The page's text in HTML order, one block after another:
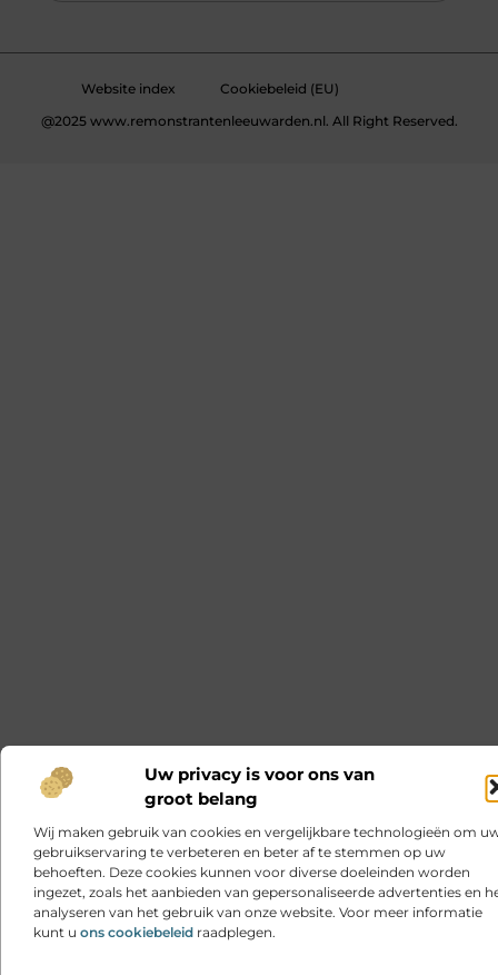
Uw privacy is voor ons van
groot belang
Wij maken gebruik van cookies en vergelijkbare technologieën om
gebruikservaring te verbeteren en beter af te stemmen op uw
behoeften. Deze cookies kunnen voor diverse doeleinden worden
ingezet, zoals het aanbieden van gepersonaliseerde advertenties en
analyseren van het gebruik van onze website. Voor meer informatie
kunt u ons cookiebeleid raadplegen.
Website index
Cookiebeleid (EU)
@2025 www.remonstrantenleeuwarden.nl. All Right Reserved.